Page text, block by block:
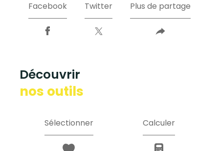
Facebook Twitter Plus de partage
découvrir
nos outils
Sélectionner Calculer